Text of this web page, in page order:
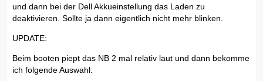
und dann bei der Dell Akkueinstellung das Laden zu
deaktivieren. Sollte ja dann eigentlich nicht mehr blinken.
UPDATE:
Beim booten piept das NB 2 mal relativ laut und dann bekomme
ich folgende Auswahl: